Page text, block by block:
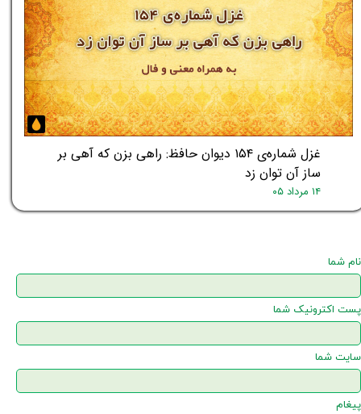
غزل شماره‌ی ۱۵۴ دیوان حافظ: راهی بزن که آهی بر
ساز آن توان زد
۱۴ مرداد ۰۵
نام شما
پست اکترونیک شما
سایت شما
پیغام